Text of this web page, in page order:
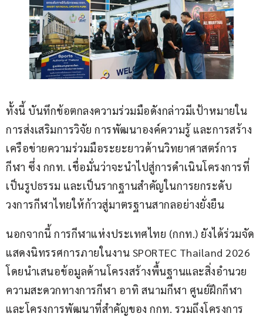
ทั้งนี้ บันทึกข้อตกลงความร่วมมือดังกล่าวมีเป้าหมายใน
การส่งเสริมการวิจัย การพัฒนาองค์ความรู้ และการสร้าง
เครือข่ายความร่วมมือระยะยาวด้านวิทยาศาสตร์การ
กีฬา ซึ่ง กกท. เชื่อมั่นว่าจะนำไปสู่การดำเนินโครงการที่
เป็นรูปธรรม และเป็นรากฐานสำคัญในการยกระดับ
วงการกีฬาไทยให้ก้าวสู่มาตรฐานสากลอย่างยั่งยืน
นอกจากนี้ การกีฬาแห่งประเทศไทย (กกท.) ยังได้ร่วมจัด
แสดงนิทรรศการภายในงาน SPORTEC Thailand 2026
โดยนำเสนอข้อมูลด้านโครงสร้างพื้นฐานและสิ่งอำนวย
ความสะดวกทางการกีฬา อาทิ สนามกีฬา ศูนย์ฝึกกีฬา
และโครงการพัฒนาที่สำคัญของ กกท. รวมถึงโครงการ